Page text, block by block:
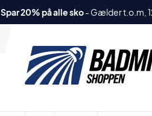
Spar 20% på alle sko- Gælder t.o.m,